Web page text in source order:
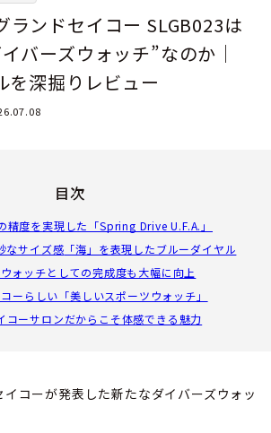
ランドセイコー SLGB023は
バーズウォッチ”なのか｜
を深掘りレビュー
目次
精度を実現した「Spring Drive U.F.A.」
なサイズ感 「海」を表現したブルーダイヤル
ォッチとしての完成度も大幅に向上
ーらしい「美しいスポーツウォッチ」
コーサロンだからこそ体感できる魅力
コーが発表した新たなダイバーズウォッ